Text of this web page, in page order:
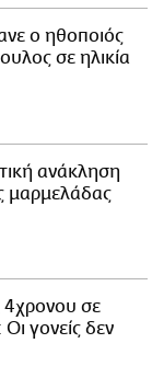
ο ηθοποιός
σε ηλικία
ανάκληση
μαρμελάδας
4χρονου σε
γονείς δεν